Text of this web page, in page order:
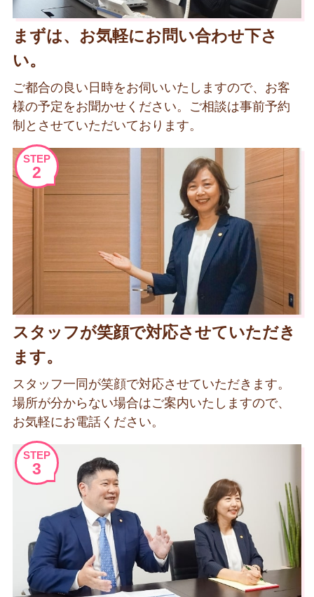
まずは、お気軽にお問い合わせ下さ
い。
ご都合の良い日時をお伺いいたしますので、お客
様の予定をお聞かせください。ご相談は事前予約
制とさせていただいております。
STEP
2
スタッフが笑顔で対応させていただき
ます。
スタッフ一同が笑顔で対応させていただきます。
場所が分からない場合はご案内いたしますので、
お気軽にお電話ください。
STEP
3